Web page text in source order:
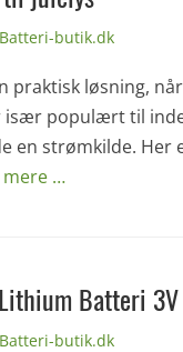
Batteri-butik.dk
praktisk løsning,
især populært til
strømkilde. Her
…
Batteri 3V
Batteri-butik.dk